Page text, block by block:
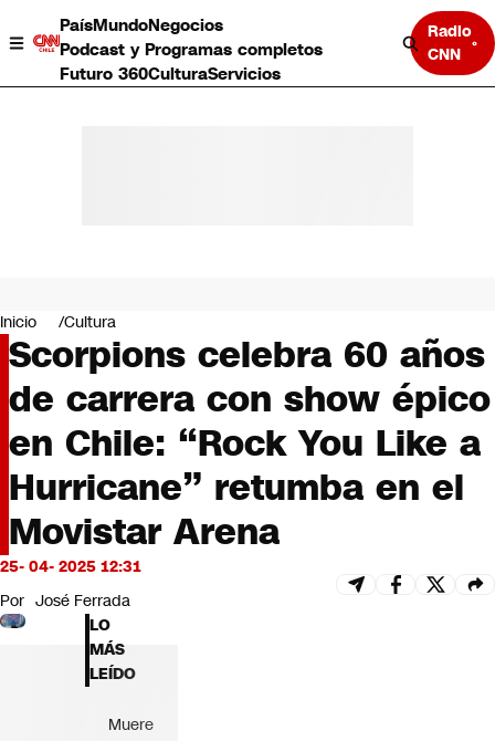
PaísMundoNegocios
Podcast y Programas completos
Futuro 360CulturaServicios
Radio
CNN
Negocios
Deportes
Programas completos
Cultura
Servicios
Bits
CNN tiempo
Futuro 360
Opinión
Inicio Cultura
Scorpions celebra 60 años
de carrera con show épico
en Chile: “Rock You Like a
Hurricane” retumba en el
Movistar Arena
25- 04- 2025 12:31
Por José Ferrada
LO
MÁS
LEÍDO
Muere